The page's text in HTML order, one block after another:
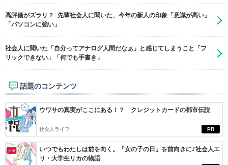
高評価がズラリ？ 先輩社会人に聞いた、今年の新人の印象「意識が高い」
「パソコンに強い」
社会人に聞いた「自分ってアナログ人間だなぁ」と感じてしまうこと「フ
リックできない」「何でも手書き」
話題のコンテンツ
PR
ウワサの真実がここにある！？ クレジットカードの都市伝説
社会人ライフ
いつでもわたしは前を向く。「女の子の日」を前向きに♪社会人エ
リ・大学生リカの物語